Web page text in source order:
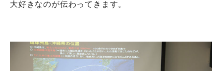
大好きなのが伝わってきます。